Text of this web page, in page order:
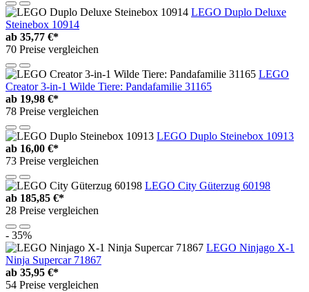
LEGO Duplo Deluxe
Steinebox 10914
ab 35,77 €*
70 Preise vergleichen
LEGO
Creator 3-in-1 Wilde Tiere: Pandafamilie 31165
ab 19,98 €*
78 Preise vergleichen
LEGO Duplo Steinebox 10913
ab 16,00 €*
73 Preise vergleichen
LEGO City Güterzug 60198
ab 185,85 €*
28 Preise vergleichen
- 35%
LEGO Ninjago X-1
Ninja Supercar 71867
ab 35,95 €*
54 Preise vergleichen